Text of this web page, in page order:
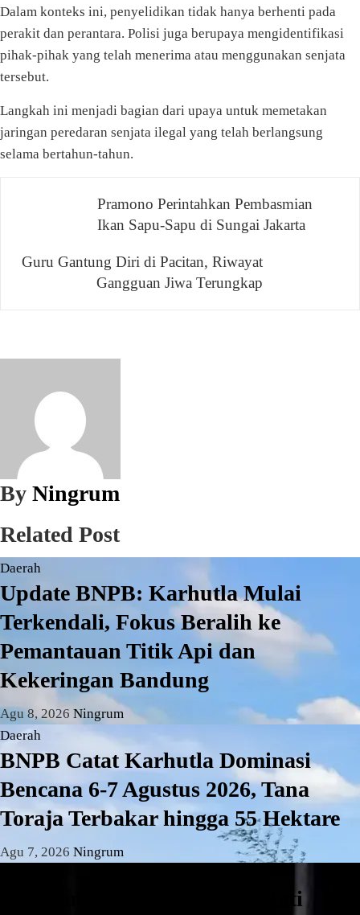
Dalam konteks ini, penyelidikan tidak hanya berhenti pada
perakit dan perantara. Polisi juga berupaya mengidentifikasi
pihak-pihak yang telah menerima atau menggunakan senjata
tersebut.
Langkah ini menjadi bagian dari upaya untuk memetakan
jaringan peredaran senjata ilegal yang telah berlangsung
selama bertahun-tahun.
NavigasiPramono Perintahkan Pembasmian
Ikan Sapu-Sapu di Sungai Jakarta
Guru Gantung Diri di Pacitan, Riwayat
Gangguan Jiwa Terungkap
By Ningrum
Related Post
Daerah
Update BNPB: Karhutla Mulai
Terkendali, Fokus Beralih ke
Pemantauan Titik Api dan
Kekeringan Bandung
Agu 8, 2026 Ningrum
Daerah
BNPB Catat Karhutla Dominasi
Bencana 6-7 Agustus 2026, Tana
Toraja Terbakar hingga 55 Hektare
Agu 7, 2026 Ningrum
Pengganjal ATM RS Buah Hati